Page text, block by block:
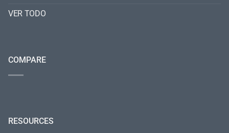
VER TODO
COMPARE
RESOURCES